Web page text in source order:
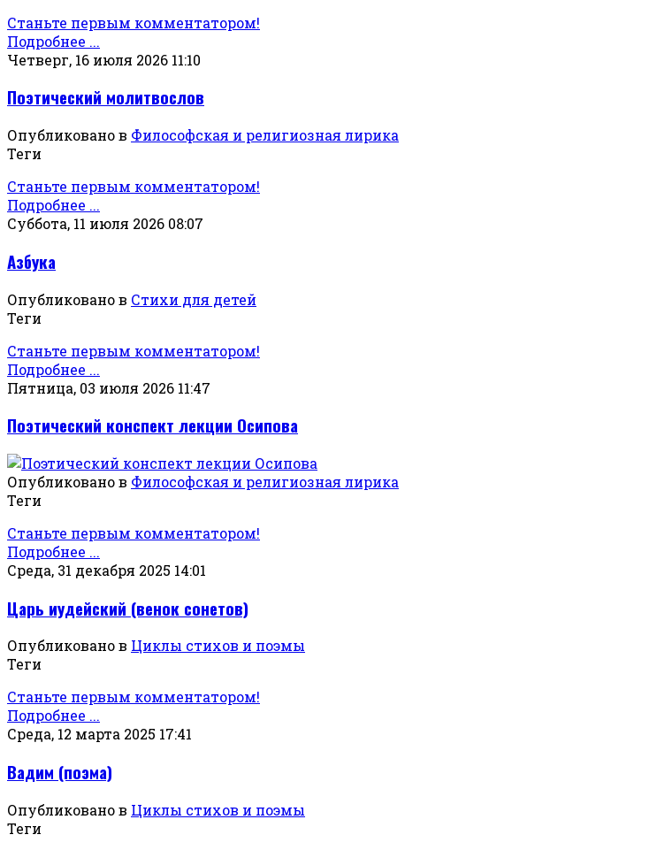
Станьте первым комментатором!
Подробнее ...
Четверг, 16 июля 2026 11:10
Поэтический молитвослов
Опубликовано в Философская и религиозная лирика
Теги
Станьте первым комментатором!
Подробнее ...
Суббота, 11 июля 2026 08:07
Азбука
Опубликовано в Стихи для детей
Теги
Станьте первым комментатором!
Подробнее ...
Пятница, 03 июля 2026 11:47
Поэтический конспект лекции Осипова
Опубликовано в Философская и религиозная лирика
Теги
Станьте первым комментатором!
Подробнее ...
Среда, 31 декабря 2025 14:01
Царь иудейский (венок сонетов)
Опубликовано в Циклы стихов и поэмы
Теги
Станьте первым комментатором!
Подробнее ...
Среда, 12 марта 2025 17:41
Вадим (поэма)
Опубликовано в Циклы стихов и поэмы
Теги